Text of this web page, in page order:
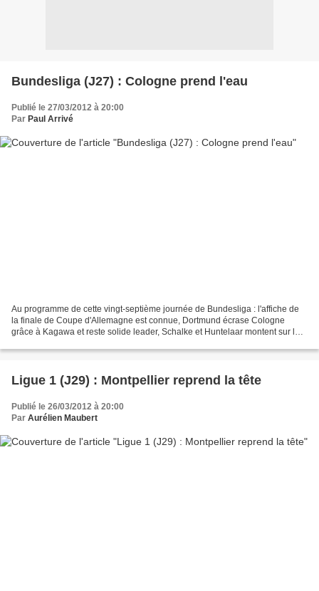
Bundesliga (J27) : Cologne prend l'eau
Publié le 27/03/2012 à 20:00
Par Paul Arrivé
Au programme de cette vingt-septième journée de Bundesliga : l'affiche de
la finale de Coupe d'Allemagne est connue, Dortmund écrase Cologne
grâce à Kagawa et reste solide leader, Schalke et Huntelaar montent sur le
Ligue 1 (J29) : Montpellier reprend la tête
Publié le 26/03/2012 à 20:00
Par Aurélien Maubert